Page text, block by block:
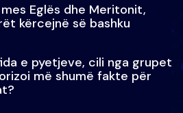
mes Eglës dhe Meritonit,
kërcejnë së bashku
e pyetjeve, cili nga grupet
më shumë fakte për